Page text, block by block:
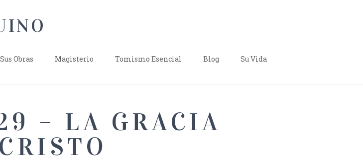
Sus Obras Magisterio Tomismo Esencial Blog Su Vida
– LA GRACIA